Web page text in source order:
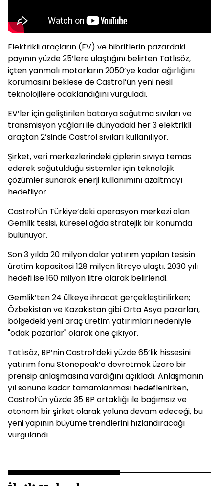
Elektrikli araçların (EV) ve hibritlerin pazardaki
payının yüzde 25’lere ulaştığını belirten Tatlısöz,
içten yanmalı motorların 2050’ye kadar ağırlığını
korumasını beklese de Castrol’ün yeni nesil
teknolojilere odaklandığını vurguladı.
EV’ler için geliştirilen batarya soğutma sıvıları ve
transmisyon yağları ile dünyadaki her 3 elektrikli
araçtan 2’sinde Castrol sıvıları kullanılıyor.
Şirket, veri merkezlerindeki çiplerin sıvıya temas
ederek soğutulduğu sistemler için teknolojik
çözümler sunarak enerji kullanımını azaltmayı
hedefliyor.
Castrol’ün Türkiye’deki operasyon merkezi olan
Gemlik tesisi, küresel ağda stratejik bir konumda
bulunuyor.
Son 3 yılda 20 milyon dolar yatırım yapılan tesisin
üretim kapasitesi 128 milyon litreye ulaştı. 2030 yılı
hedefi ise 160 milyon litre olarak belirlendi.
Gemlik’ten 24 ülkeye ihracat gerçekleştirilirken;
Özbekistan ve Kazakistan gibi Orta Asya pazarları,
bölgedeki yeni araç üretim yatırımları nedeniyle
"odak pazarlar" olarak öne çıkıyor.
Tatlısöz, BP’nin Castrol’deki yüzde 65’lik hissesini
yatırım fonu Stonepeak’e devretmek üzere bir
prensip anlaşmasına vardığını açıkladı. Anlaşmanın
yıl sonuna kadar tamamlanması hedeflenirken,
Castrol’ün yüzde 35 BP ortaklığı ile bağımsız ve
otonom bir şirket olarak yoluna devam edeceği, bu
yeni yapının büyüme trendlerini hızlandıracağı
vurgulandı.